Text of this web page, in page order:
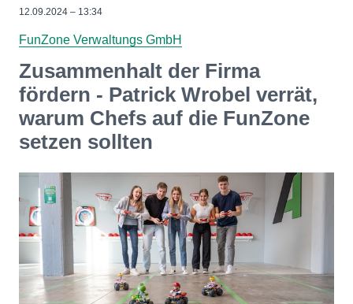
12.09.2024 – 13:34
FunZone Verwaltungs GmbH
Zusammenhalt der Firma
fördern - Patrick Wrobel verrät,
warum Chefs auf die FunZone
setzen sollten